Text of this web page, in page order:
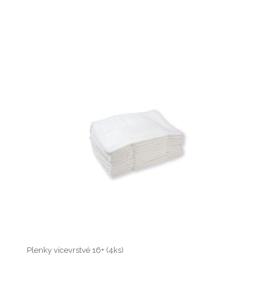
Plenky vícevrstvé 16+ (4ks)